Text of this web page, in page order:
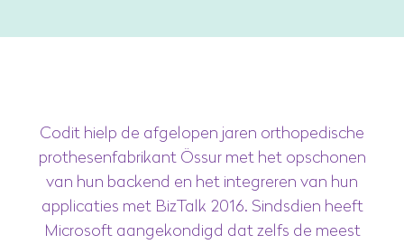
Codit hielp de afgelopen jaren orthopedische
prothesenfabrikant Össur met het opschonen
van hun backend en het integreren van hun
applicaties met BizTalk 2016. Sindsdien heeft
Microsoft aangekondigd dat zelfs de meest